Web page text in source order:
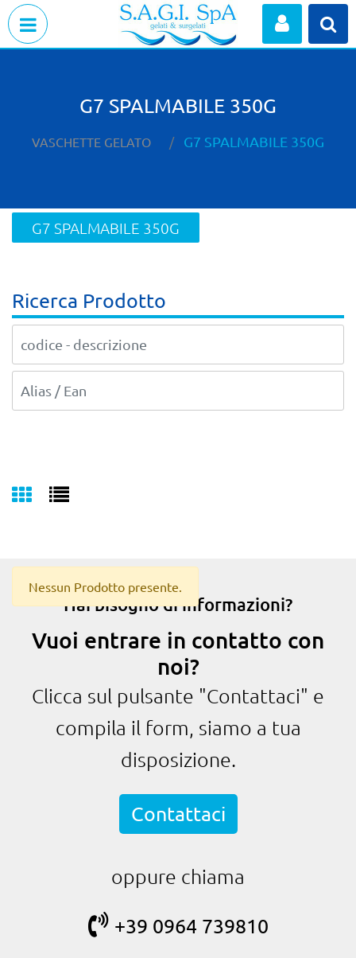
G7 SPALMABILE 350G
VASCHETTE GELATO G7 SPALMABILE 350G
G7 SPALMABILE 350G
Ricerca Prodotto
Nessun Prodotto presente.
Hai bisogno di informazioni?
Vuoi entrare in contatto con
noi?
Clicca sul pulsante "Contattaci" e
compila il form, siamo a tua
disposizione.
Contattaci
oppure chiama
+39 0964 739810